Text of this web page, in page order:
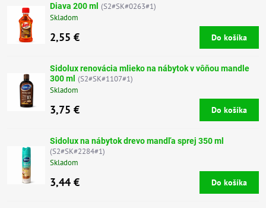
Diava 200 ml (S2#SK#0263#1)
Skladom
2,55 € Do košíka
Sidolux renovácia mlieko na nábytok v vôňou mandle
300 ml (S2#SK#1107#1)
Skladom
3,75 € Do košíka
Sidolux na nábytok drevo mandľa sprej 350 ml
(S2#SK#2284#1)
Skladom
3,44 € Do košíka